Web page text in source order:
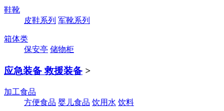
鞋靴
皮鞋系列 军靴系列
箱体类
保安亭 储物柜
应急装备 救援装备 >
加工食品
方便食品 婴儿食品 饮用水 饮料